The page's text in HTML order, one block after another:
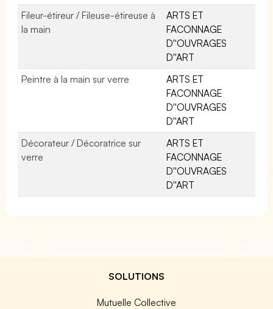
Fileur-étireur / Fileuse-étireuse à
la main
ARTS ET
FACONNAGE
D''OUVRAGES
D''ART
Peintre à la main sur verre
ARTS ET
FACONNAGE
D''OUVRAGES
D''ART
Décorateur / Décoratrice sur
verre
ARTS ET
FACONNAGE
D''OUVRAGES
D''ART
SOLUTIONS
Mutuelle Collective